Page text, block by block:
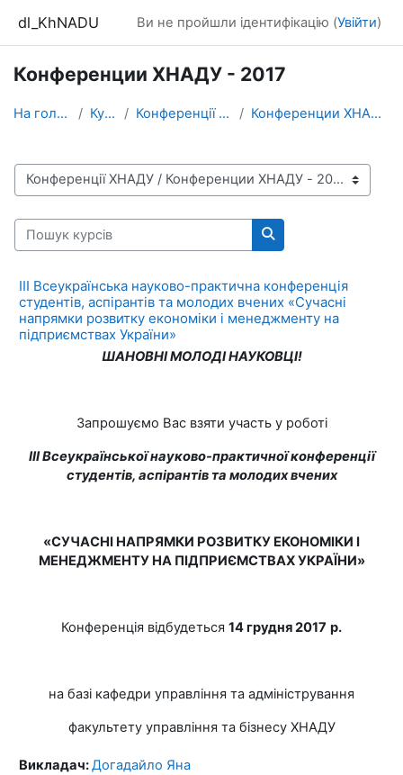
dl_KhNADU Ви не пройшли ідентифікацію (Увійти)
Конференции ХНАДУ - 2017
На головну Курси Конференції ХНАДУ Конференции ХНАДУ - 2017
Категорії курсів
Пошук курсів
Пошук курсів
ІІІ Всеукраїнська науково-практична конференція
студентів, аспірантів та молодих вчених «Сучасні
напрямки розвитку економіки і менеджменту на
підприємствах України»
ШАНОВНІ МОЛОДІ НАУКОВЦІ!
Запрошуємо Вас взяти участь у роботі
ІІІ Всеукраїнської науково-практичної конференції
студентів, аспірантів та молодих вчених
«СУЧАСНІ НАПРЯМКИ РОЗВИТКУ ЕКОНОМІКИ І
МЕНЕДЖМЕНТУ НА ПІДПРИЄМСТВАХ УКРАЇНИ»
Конференція відбудеться 14 грудня 2017 р.
на базі кафедри управління та адміністрування
факультету управління та бізнесу ХНАДУ
Викладач:Догадайло Яна